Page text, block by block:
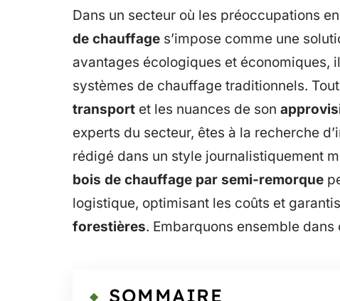
Dans un secteur où les préoccupations
de chauffage s’impose comme une
avantages écologiques et économiques,
systèmes de chauffage traditionnels.
transport et les nuances de son
experts du secteur, êtes à la recherche
rédigé dans un style journalistiquement
bois de chauffage par semi-remorque
logistique, optimisant les coûts et
forestières. Embarquons ensemble
SOMMAIRE